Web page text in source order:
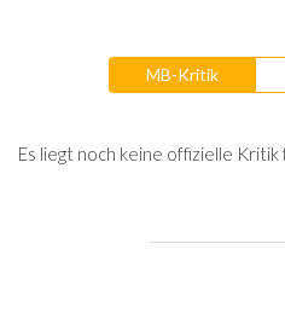
MB-Kritik
Es liegt noch keine offizielle Kritik